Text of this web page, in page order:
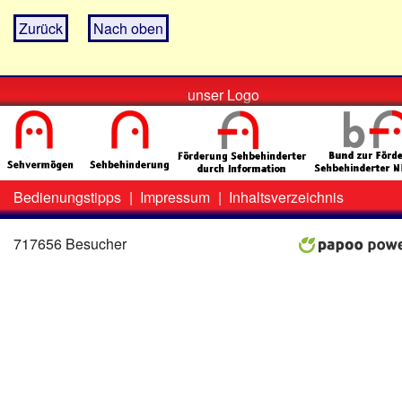
Zurück Nach oben
unser Logo
Zweit-
Menü
Bedienungstipps | Impressum | Inhaltsverzeichnis
717656 Besucher